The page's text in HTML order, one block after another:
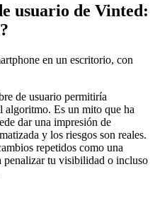
usuario de Vinted:
de usuario permitiría
algoritmo. Es un mito que ha
dar una impresión de
y los riesgos son reales.
repetidos como una
penalizar tu visibilidad o incluso